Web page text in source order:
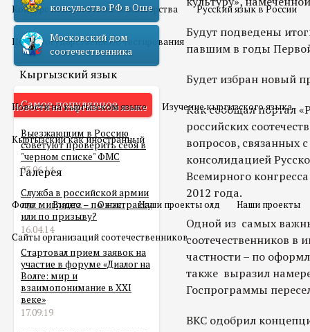
Конкурс педагогического мастерства Русский язык в России
Центр государственного тестирования
Кыргызский язык
Новости на кыргызском языке Изучение кыргызского языка
Кыргызский как иностранный
Галерея
Фото Видео О нас Наши проекты олд Наши проекты
Сайты организаций соотечественников
консульство РФ в Оше
Московский дом
соотечественника
Самое популярное
Выезжающим в Россию
советуют проверить себя в
"черном списке" ФМС
03.06.14
Служба в российской армии
для мигранта – по контракту
или по призыву?
16.04.14
Стартовал прием заявок на
участие в форуме «Диалог на
Волге: мир и
взаимопонимание в XXI
веке»
17.09.19
Будут подведены
павшим в годы
Будет избран новый
Как сообщал портал
российских
вопросов, связанных
консолидацией
Всемирного
2012 года.
Одной из самых
соотечественников в
частности – по
также выразил
Госпрограммы
ВКС одобрил